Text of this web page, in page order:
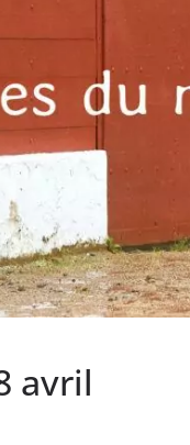
avril
en